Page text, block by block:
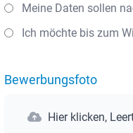
Meine Daten sollen
Ich möchte bis zum
Bewerbungsfoto
Hier klicken,